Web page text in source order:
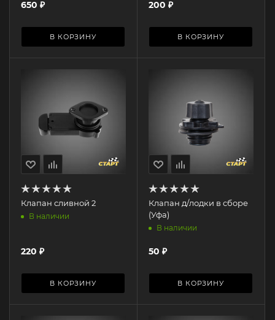
650 ₽
В КОРЗИНУ
200 ₽
В КОРЗИНУ
Клапан сливной 2
В наличии
220 ₽
В КОРЗИНУ
Клапан д/лодки в сборе
(Уфа)
В наличии
50 ₽
В КОРЗИНУ